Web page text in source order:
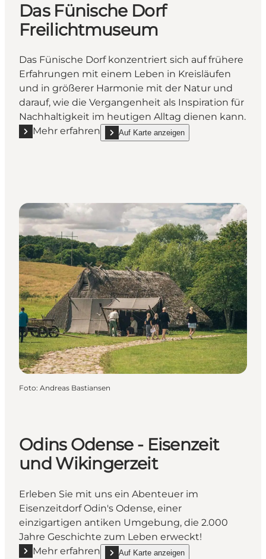
Das Fünische Dorf
Freilichtmuseum
Das Fünische Dorf konzentriert sich auf frühere
Erfahrungen mit einem Leben in Kreisläufen
und in größerer Harmonie mit der Natur und
darauf, wie die Vergangenheit als Inspiration für
Nachhaltigkeit im heutigen Alltag dienen kann.
Mehr erfahren
Mehr erfahren "Das Fünische Dorf
Auf Karte anzeigen
show Das Fünische Dorf Freilichtmuseum
Foto: Andreas Bastiansen
Odins Odense - Eisenzeit
und Wikingerzeit
Erleben Sie mit uns ein Abenteuer im
Eisenzeitdorf Odin's Odense, einer
einzigartigen antiken Umgebung, die 2.000
Jahre Geschichte zum Leben erweckt!
Mehr erfahren
Auf Karte anzeigen
show Odins Odense - Eisenzeit und